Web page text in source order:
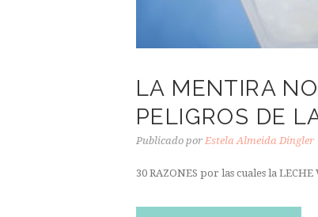
LA MENTIRA
PELIGROS DE
Publicado por Estela Almeida Dingler
30 RAZONES por las cuales la